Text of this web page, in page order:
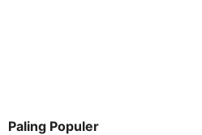
Paling Populer